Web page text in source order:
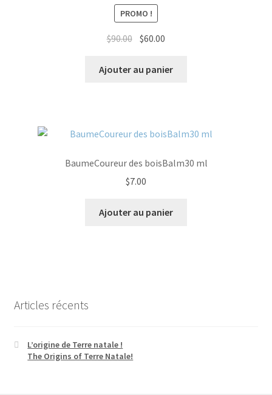
PROMO !
$90.00 Le
initial
$60.00
actuel
Ajouter au panier
BaumeCoureur des boisBalm30 ml
$7.00
Ajouter au panier
Articles récents
L’origine de Terre natale !
The Origins of Terre Natale!